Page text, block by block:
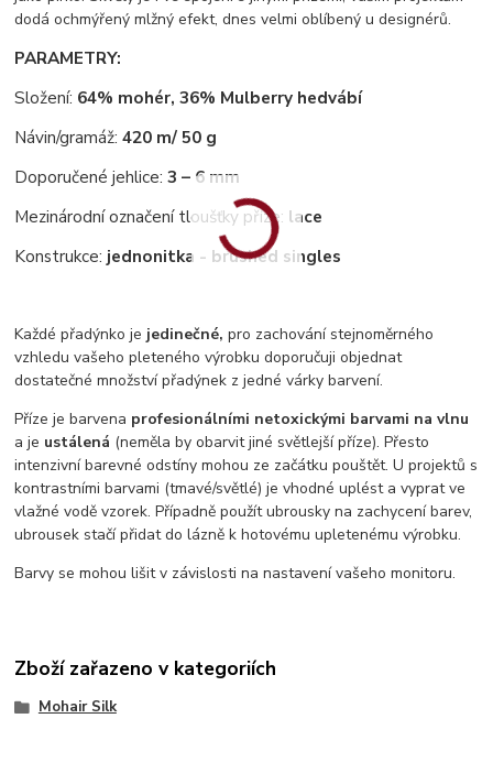
dodá ochmýřený mlžný efekt, dnes velmi oblíbený u designérů.
PARAMETRY:
Složení: 64% mohér, 36% Mulberry hedvábí
Návin/gramáž:420 m/ 50 g
Doporučené jehlice:3 – 6 mm
Mezinárodní označení tloušťky příze: lace
Konstrukce: jednonitka - brushed singles
Každé přadýnko je jedinečné, pro zachování stejnoměrného
vzhledu vašeho pleteného výrobku doporučuji objednat
dostatečné množství přadýnek z jedné várky barvení.
Příze je barvena profesionálními netoxickými barvami na vlnu
a je ustálená (neměla by obarvit jiné světlejší příze). Přesto
intenzivní barevné odstíny mohou ze začátku pouštět. U projektů s
kontrastními barvami (tmavé/světlé) je vhodné uplést a vyprat ve
vlažné vodě vzorek. Případně použít ubrousky na zachycení barev,
ubrousek stačí přidat do lázně k hotovému upletenému výrobku.
Barvy se mohou lišit v závislosti na nastavení vašeho monitoru.
Zboží zařazeno v kategoriích
Mohair Silk